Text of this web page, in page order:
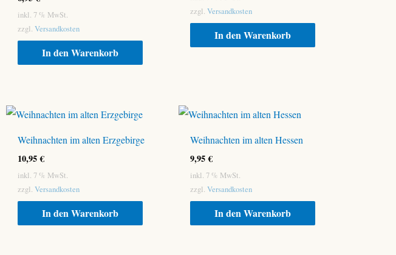
inkl. 7 % MwSt.
zzgl.Versandkosten
In den Warenkorb
zzgl. Versandkosten
In den Warenkorb
Weihnachten im alten Erzgebirge
10,95€
inkl. 7 % MwSt.
zzgl.Versandkosten
In den Warenkorb
Weihnachten im alten Hessen
9,95€
inkl. 7 % MwSt.
zzgl. Versandkosten
In den Warenkorb